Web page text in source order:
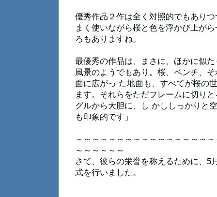
優秀作品２作は全く対照的でもあり
まく使いながら桜と色を浮かび上が
ろもありますね。
最優秀の作品は、まさに、ほかに似
風景のようでもあり。桜、ベンチ、
面に広がっ た地面も、すべてが桜の
ます。それらをただフレームに切り
グルから大胆に、し かししっかりと
も印象的です」
～～～～～～～～～～～～～～～～
～～～～～～
さて、彼らの栄誉を称えるために、5
式を行いました。